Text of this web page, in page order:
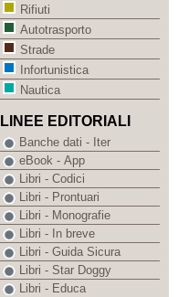
Rifiuti
Autotrasporto
Strade
Infortunistica
Nautica
LINEE EDITORIALI
Banche dati - Iter
eBook - App
Libri - Codici
Libri - Prontuari
Libri - Monografie
Libri - In breve
Libri - Guida Sicura
Libri - Star Doggy
Libri - Educa